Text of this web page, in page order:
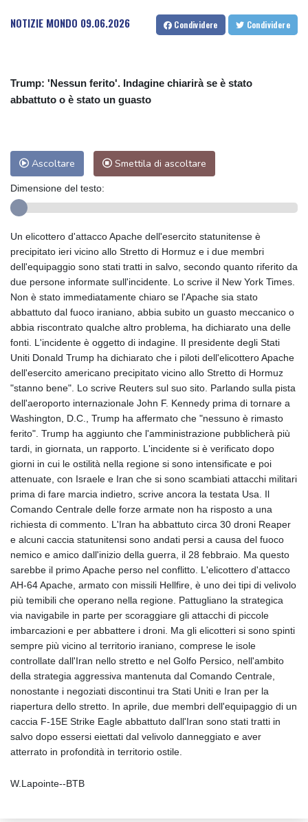
James Gray, le speranze in 'Paper Tiger' si infrangono come nel
NOTIZIE MONDO 09.06.2026 Condividere Condividere
Trump: 'Nessun ferito'. Indagine chiarirà se è stato
abbattuto o è stato un guasto
Ascoltare Smettila di ascoltare
Dimensione del testo:
Un elicottero d'attacco Apache dell'esercito statunitense è
precipitato ieri vicino allo Stretto di Hormuz e i due membri
dell'equipaggio sono stati tratti in salvo, secondo quanto riferito da
due persone informate sull'incidente. Lo scrive il New York Times.
Non è stato immediatamente chiaro se l'Apache sia stato
abbattuto dal fuoco iraniano, abbia subito un guasto meccanico o
abbia riscontrato qualche altro problema, ha dichiarato una delle
fonti. L'incidente è oggetto di indagine. Il presidente degli Stati
Uniti Donald Trump ha dichiarato che i piloti dell'elicottero Apache
dell'esercito americano precipitato vicino allo Stretto di Hormuz
"stanno bene". Lo scrive Reuters sul suo sito. Parlando sulla pista
dell'aeroporto internazionale John F. Kennedy prima di tornare a
Washington, D.C., Trump ha affermato che "nessuno è rimasto
ferito". Trump ha aggiunto che l'amministrazione pubblicherà più
tardi, in giornata, un rapporto. L'incidente si è verificato dopo
giorni in cui le ostilità nella regione si sono intensificate e poi
attenuate, con Israele e Iran che si sono scambiati attacchi militari
prima di fare marcia indietro, scrive ancora la testata Usa. Il
Comando Centrale delle forze armate non ha risposto a una
richiesta di commento. L'Iran ha abbattuto circa 30 droni Reaper
e alcuni caccia statunitensi sono andati persi a causa del fuoco
nemico e amico dall'inizio della guerra, il 28 febbraio. Ma questo
sarebbe il primo Apache perso nel conflitto. L'elicottero d'attacco
AH-64 Apache, armato con missili Hellfire, è uno dei tipi di velivolo
più temibili che operano nella regione. Pattugliano la strategica
via navigabile in parte per scoraggiare gli attacchi di piccole
imbarcazioni e per abbattere i droni. Ma gli elicotteri si sono spinti
sempre più vicino al territorio iraniano, comprese le isole
controllate dall'Iran nello stretto e nel Golfo Persico, nell'ambito
della strategia aggressiva mantenuta dal Comando Centrale,
nonostante i negoziati discontinui tra Stati Uniti e Iran per la
riapertura dello stretto. In aprile, due membri dell'equipaggio di un
caccia F-15E Strike Eagle abbattuto dall'Iran sono stati tratti in
salvo dopo essersi eiettati dal velivolo danneggiato e aver
atterrato in profondità in territorio ostile.
W.Lapointe--BTB